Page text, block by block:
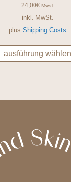
24,00€ MwsT
inkl. MwSt.
plus Shipping Costs
ausführung wählen